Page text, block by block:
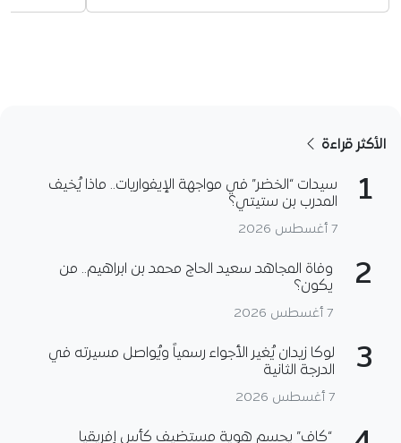
الأكثر قراءة
1
سيدات “الخضر” في مواجهة الإيفواريات.. ماذا يُخيف
المدرب بن ستيتي؟
7 أغسطس 2026
2
وفاة المجاهد سعيد الحاج محمد بن ابراهيم.. من
يكون؟
7 أغسطس 2026
3
لوكا زيدان يُغير الأجواء رسمياً ويُواصل مسيرته في
الدرجة الثانية
7 أغسطس 2026
“كاف” يحسم هوية مستضيف كأس إفريقيا